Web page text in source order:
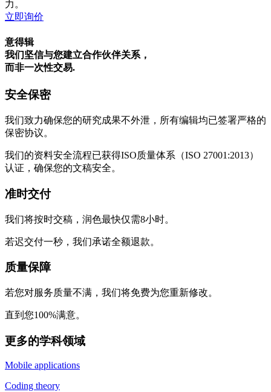
力。
立即询价
意得辑
我们坚信与您建立合作伙伴关系，
而非一次性交易.
安全保密
我们致力确保您的研究成果不外泄，所有编辑均已签署严格的
保密协议。
我们的资料安全流程已获得ISO质量体系（ISO 27001:2013）
认证，确保您的文稿安全。
准时交付
我们将按时交稿，润色最快仅需8小时。
若迟交付一秒，我们承诺全额退款。
质量保障
若您对服务质量不满，我们将免费为您重新修改。
直到您100%满意。
更多的学科领域
Mobile applications
Coding theory